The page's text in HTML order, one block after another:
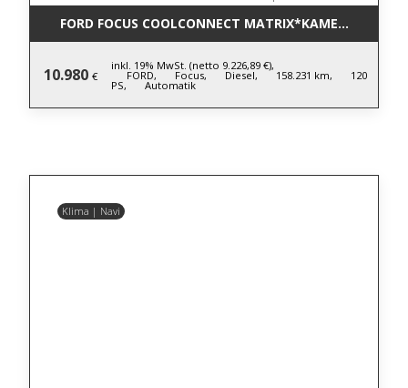
FORD FOCUS COOLCONNECT
10.980 €
inkl. 19% MwSt. (netto 9.226,89 €),
FORD, Focus, Diesel, 158.231 km, 120
PS, Automatik
Klima | Navi